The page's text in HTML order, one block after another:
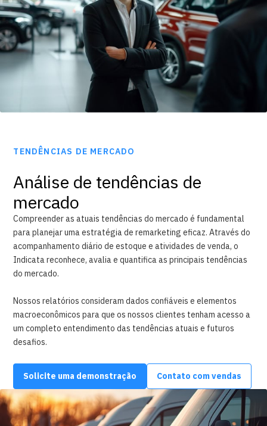
TENDÊNCIAS DE MERCADO
Análise de tendências de
mercado
Compreender as atuais tendências do mercado é fundamental
para planejar uma estratégia de remarketing eficaz. Através do
acompanhamento diário de estoque e atividades de venda, o
Indicata reconhece, avalia e quantifica as principais tendências
do mercado.
Nossos relatórios consideram dados confiáveis e elementos
macroeconômicos para que os nossos clientes tenham acesso a
um completo entendimento das tendências atuais e futuros
desafios.
Solicite uma demonstração Contato com vendas